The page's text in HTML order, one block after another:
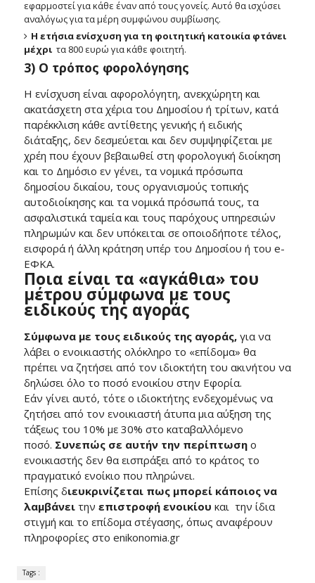
εφαρμοστεί για κάθε έναν από τους γονείς. Αυτό θα ισχύσει
αναλόγως για τα μέρη συμφώνου συμβίωσης.
Η ετήσια ενίσχυση για τη φοιτητική κατοικία φτάνει
μέχρι τα 800 ευρώ για κάθε φοιτητή.
3) Ο τρόπος φορολόγησης
Η ενίσχυση είναι αφορολόγητη, ανεκχώρητη και
ακατάσχετη στα χέρια του Δημοσίου ή τρίτων, κατά
παρέκκλιση κάθε αντίθετης γενικής ή ειδικής
διάταξης, δεν δεσμεύεται και δεν συμψηφίζεται με
χρέη που έχουν βεβαιωθεί στη φορολογική διοίκηση
και το Δημόσιο εν γένει, τα νομικά πρόσωπα
δημοσίου δικαίου, τους οργανισμούς τοπικής
αυτοδιοίκησης και τα νομικά πρόσωπά τους, τα
ασφαλιστικά ταμεία και τους παρόχους υπηρεσιών
πληρωμών και δεν υπόκειται σε οποιοδήποτε τέλος,
εισφορά ή άλλη κράτηση υπέρ του Δημοσίου ή του e-
ΕΦΚΑ.
Ποια είναι τα «αγκάθια» του
μέτρου σύμφωνα με τους
ειδικούς της αγοράς
Σύμφωνα με τους ειδικούς της αγοράς, για να
λάβει ο ενοικιαστής ολόκληρο το «επίδομα» θα
πρέπει να ζητήσει από τον ιδιοκτήτη του ακινήτου να
δηλώσει όλο το ποσό ενοικίου στην Εφορία.
Εάν γίνει αυτό, τότε ο ιδιοκτήτης ενδεχομένως να
ζητήσει από τον ενοικιαστή άτυπα μια αύξηση της
τάξεως του 10% με 30% στο καταβαλλόμενο
ποσό. Συνεπώς σε αυτήν την περίπτωση ο
ενοικιαστής δεν θα εισπράξει από το κράτος το
πραγματικό ενοίκιο που πληρώνει.
Επίσης διευκρινίζεται πως μπορεί κάποιος να
λαμβάνειτην επιστροφή ενοικίου και την ίδια
στιγμή και το επίδομα στέγασης, όπως αναφέρουν
πληροφορίες στο enikonomia.gr
Tags :